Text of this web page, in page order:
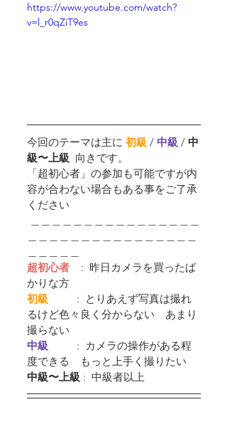
https://www.youtube.com/watch?
v=l_r0qZiT9es
今回のテーマは主に 初級 / 中級 / 中
級〜上級 向きです。
「超初心者」の参加も可能ですが内
容が合わない場合もある事をご了承
ください
超初心者
    :  昨日カメラを買ったば
かりな方
初級
:  とりあえず写真は撮れ
るけど色々良く分からない　あまり
撮らない
中級
:  カメラの操作がある程
度できる　もっと上手く撮りたい
中級〜上級 :  中級者以上